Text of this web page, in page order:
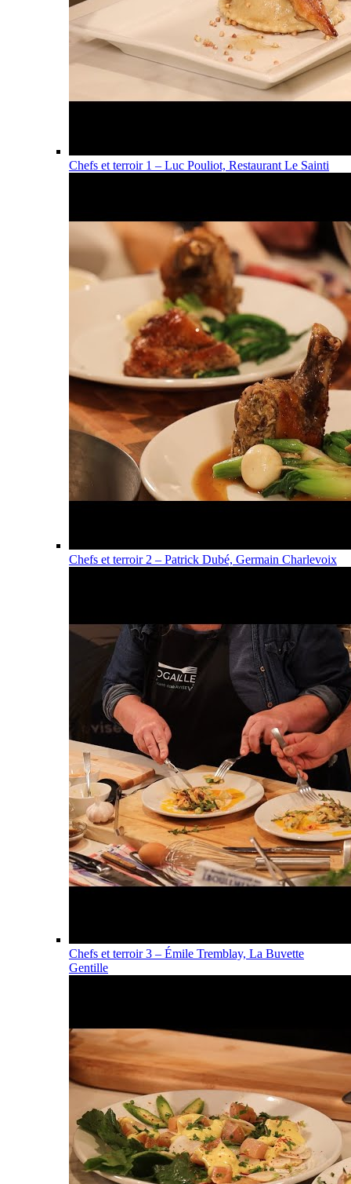
Chefs et terroir 1 – Luc Pouliot, Restaurant Le Sainti
Chefs et terroir 2 – Patrick Dubé, Germain Charlevoix
Chefs et terroir 3 – Émile Tremblay, La Buvette
Gentille